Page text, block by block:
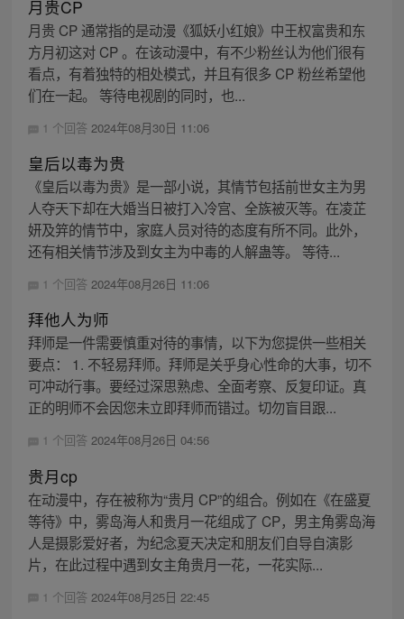
月贵CP
月贵 CP 通常指的是动漫《狐妖小红娘》中王权富贵和东
方月初这对 CP 。在该动漫中，有不少粉丝认为他们很有
看点，有着独特的相处模式，并且有很多 CP 粉丝希望他
们在一起。 等待电视剧的同时，也...
1 个回答 2024年08月30日 11:06
皇后以毒为贵
《皇后以毒为贵》是一部小说，其情节包括前世女主为男
人夺天下却在大婚当日被打入冷宫、全族被灭等。在凌芷
妍及笄的情节中，家庭人员对待的态度有所不同。此外，
还有相关情节涉及到女主为中毒的人解蛊等。 等待...
1 个回答 2024年08月26日 11:06
拜他人为师
拜师是一件需要慎重对待的事情，以下为您提供一些相关
要点： 1. 不轻易拜师。拜师是关乎身心性命的大事，切不
可冲动行事。要经过深思熟虑、全面考察、反复印证。真
正的明师不会因您未立即拜师而错过。切勿盲目跟...
1 个回答 2024年08月26日 04:56
贵月cp
在动漫中，存在被称为“贵月 CP”的组合。例如在《在盛夏
等待》中，雾岛海人和贵月一花组成了 CP，男主角雾岛海
人是摄影爱好者，为纪念夏天决定和朋友们自导自演影
片，在此过程中遇到女主角贵月一花，一花实际...
1 个回答 2024年08月25日 22:45